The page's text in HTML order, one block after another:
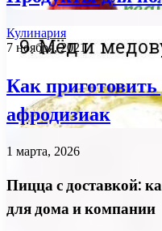
Кулинария
7 ноября, 2021
Как
афродизиак
1 марта, 2026
Пицца с доставкой:
для дома и компании